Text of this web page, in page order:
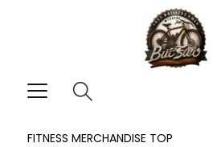
FITNESS MERCHANDISE TOP